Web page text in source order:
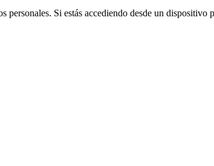
personales. Si estás accediendo desde un